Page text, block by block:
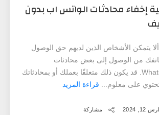
إخفاء محادثات الواتس اب بدون
يتمكن الأشخاص الذين لديهم حق الوصول
من الوصول إلى بعض محادثات
WhatsApp. قد يكون ذلك متعلقًا بعملك أو بمحادثاتك
على معلوم... قراءة المزيد
12, 2024 مشاركة